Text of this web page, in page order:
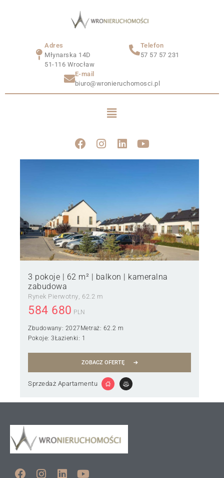
Adres
Młynarska 14D
51-116 Wrocław
Telefon
57 57 57 231
E-mail
biuro@wronieruchomosci.pl
3 pokoje | 62 m² | balkon | kameralna
zabudowa
Rynek Pierwotny 62.2 m
584 680 PLN
Zbudowany: 2027 Metraż: 62.2 m
Pokoje: 3Łazienki: 1
ZOBACZ OFERTĘ
Sprzedaż Apartamentu